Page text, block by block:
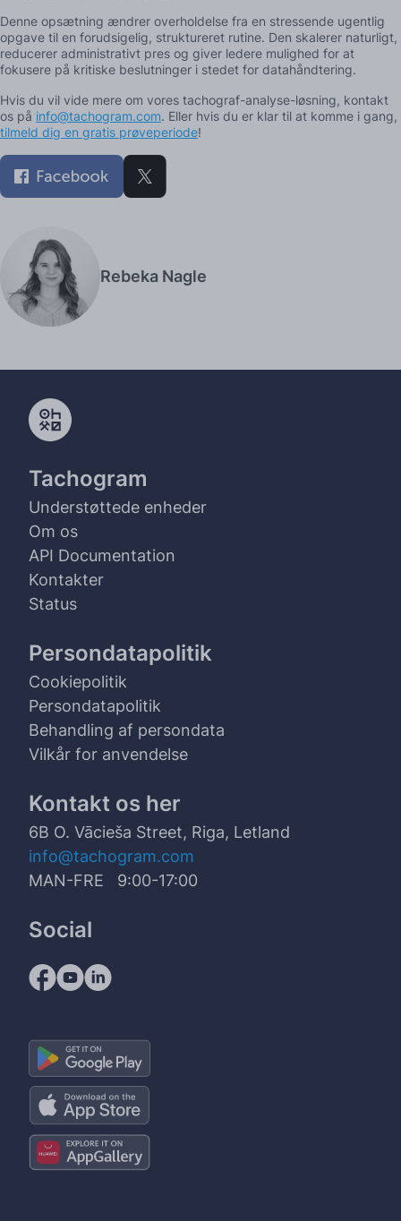
Denne opsætning ændrer overholdelse fra en stressende ugentlig
opgave til en forudsigelig, struktureret rutine. Den skalerer naturligt,
reducerer administrativt pres og giver ledere mulighed for at
fokusere på kritiske beslutninger i stedet for datahåndtering.
Hvis du vil vide mere om vores tachograf-analyse-løsning, kontakt
os på info@tachogram.com. Eller hvis du er klar til at komme i gang,
tilmeld dig en gratis prøveperiode!
Rebeka Nagle
Tachogram
Understøttede enheder
Om os
API Documentation
Kontakter
Status
Persondatapolitik
Cookiepolitik
Persondatapolitik
Behandling af persondata
Vilkår for anvendelse
Kontakt os her
6B O. Vācieša Street, Riga, Letland
info@tachogram.com
MAN-FRE 9:00-17:00
Social